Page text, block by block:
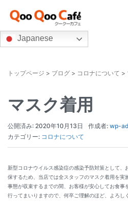
Japanese
トップページ > ブログ > コロナについて >
マスク着用
公開済み: 2020年10月13日 作成者: wp-
カテゴリー: コロナについて
新型コロナウイルス感染症の感染予防対策として、
保するため、当店では全スタッフのマスク着用を実
事態が収束するまでの間、お客様が安心してお食事
行ってまいりますので、何卒ご理解のほど、よろし